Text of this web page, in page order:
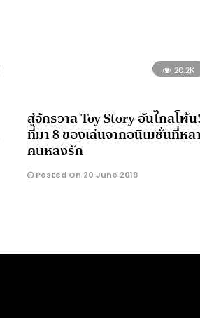
20.2K
สู่จักรวาล Toy Story อันไกลโพ้น!
ที่มา 8 ของเล่นจากอนิเมชั่นที่หล
คนหลงรัก
Posted On 20 June 2019